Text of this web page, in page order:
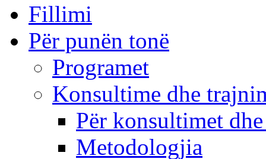
Fillimi
Për punën tonë
Programet
Konsultime dhe
Për konsultimet
Metodologjia